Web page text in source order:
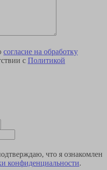
согласие на обработку
с Политикой
что я ознакомлен
конфиденциальности.